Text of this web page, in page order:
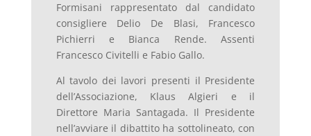
Formisani rappresentato dal candidato
consigliere Delio De Blasi, Francesco
Pichierri e Bianca Rende. Assenti
Francesco Civitelli e Fabio Gallo.
Al tavolo dei lavori presenti il Presidente
dell’Associazione, Klaus Algieri e il
Direttore Maria Santagada. Il Presidente
nell’avviare il dibattito ha sottolineato, con